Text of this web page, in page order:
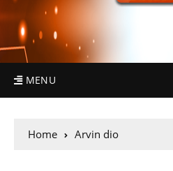
MENU
Home Arvin dio